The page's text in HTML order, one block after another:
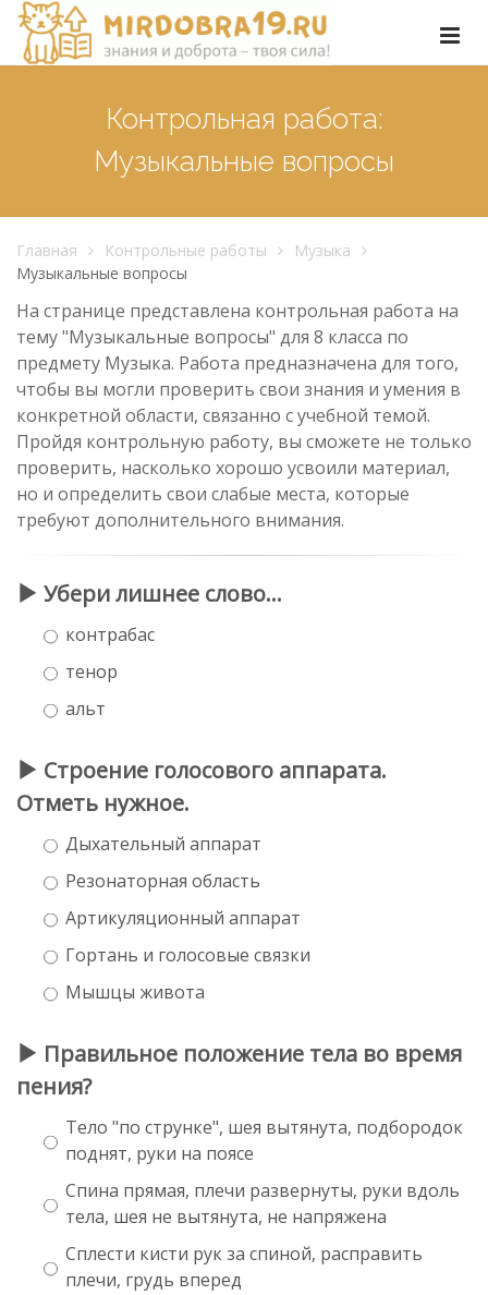
Контрольная работа:
Музыкальные вопросы
Главная Контрольные работы
Музыка
Музыкальные вопросы
На странице представлена контрольная работа на
тему "Музыкальные вопросы" для 8 класса по
предмету Музыка. Работа предназначена для того,
чтобы вы могли проверить свои знания и умения в
конкретной области, связанно с учебной темой.
Пройдя контрольную работу, вы сможете не только
проверить, насколько хорошо усвоили материал,
но и определить свои слабые места, которые
требуют дополнительного внимания.
Убери лишнее слово…
контрабас
тенор
альт
Строение голосового аппарата.
Отметь нужное.
Дыхательный аппарат
Резонаторная область
Артикуляционный аппарат
Гортань и голосовые связки
Мышцы живота
Правильное положение тела во время
пения?
Тело "по струнке", шея вытянута, подбородок
поднят, руки на поясе
Спина прямая, плечи развернуты, руки вдоль
тела, шея не вытянута, не напряжена
Сплести кисти рук за спиной, расправить
плечи, грудь вперед